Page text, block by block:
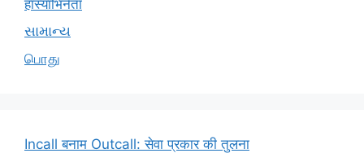
हास्याभिनेता
સામાન્ય
பொது
Incall बनाम Outcall: सेवा प्रकार की तुलना